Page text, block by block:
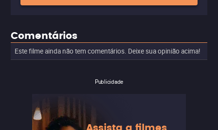
Comentários
Este filme ainda não tem comentários. Deixe sua opinião acima!
Publicidade